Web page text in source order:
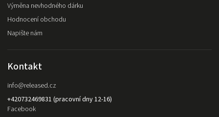
Výměna nevhodného dárku
Hodnocení obchodu
Napište nám
Kontakt
info@released.cz
+420732469831 (pracovní dny 12-16)
Facebook